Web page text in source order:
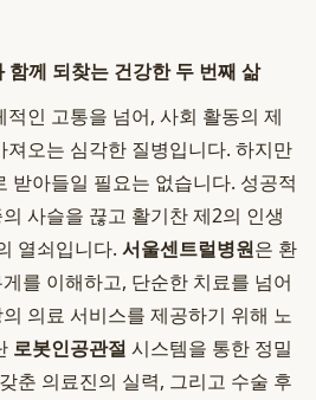
함께 되찾는 건강한 두 번째 삶
인 고통을 넘어, 사회 활동의 제
오는 심각한 질병입니다. 하지만
받아들일 필요는 없습니다. 성공적
사슬을 끊고 활기찬 제2의 인생
열쇠입니다. 서울센트럴병원은 환
를 이해하고, 단순한 치료를 넘어
의료 서비스를 제공하기 위해 노
로봇인공관절 시스템을 통한 정밀
춘 의료진의 실력, 그리고 수술 후